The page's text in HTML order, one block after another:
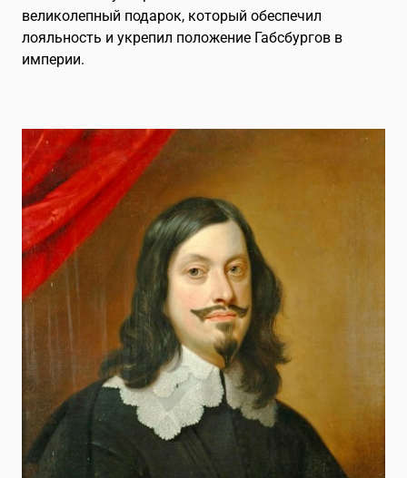
великолепный подарок, который обеспечил
лояльность и укрепил положение Габсбургов в
империи.